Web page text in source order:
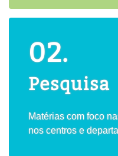
02.
Pesquisa
Matérias com foco
nos centros e